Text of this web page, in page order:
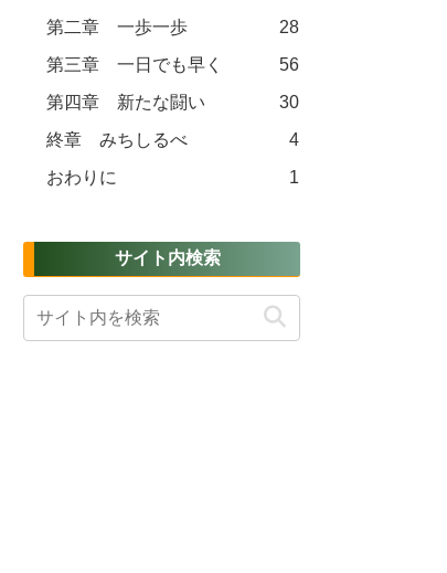
第二章 一歩一歩
28
第三章 一日でも早く
56
第四章 新たな闘い
30
終章 みちしるべ
4
おわりに
1
サイト内検索